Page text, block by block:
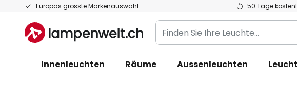
Europas grösste Markenauswahl 50 Tage
Zum
springen
Finden
Sie
Leuchte...
Innenleuchten Räume Aussenleuchten